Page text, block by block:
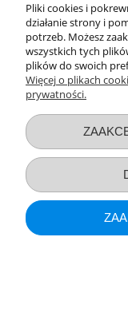
Pliki cookies i
działanie strony i
potrzeb. Możesz
wszystkich tych
plików do swoich
Więcej o plikach
prywatności.